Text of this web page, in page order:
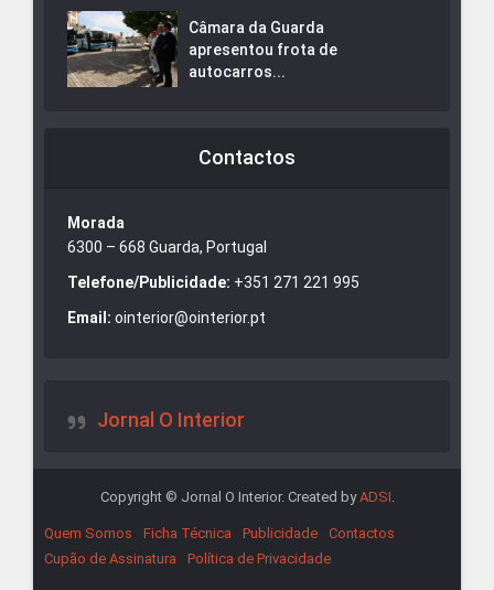
Câmara da Guarda
apresentou frota de
autocarros...
Contactos
Morada
6300 – 668 Guarda, Portugal
Telefone/Publicidade: +351 271 221 995
Email: ointerior@ointerior.pt
Jornal O Interior
Copyright © Jornal O Interior. Created byADSI
Quem Somos Ficha Técnica Publicidade
Contactos
Cupão de Assinatura
Política de Privacidade